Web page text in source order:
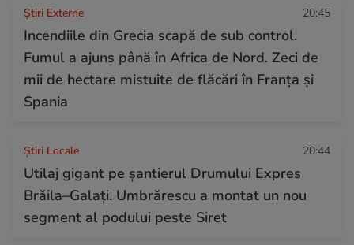
Știri Externe 20:45
Incendiile din Grecia scapă de sub control.
Fumul a ajuns până în Africa de Nord. Zeci de
mii de hectare mistuite de flăcări în Franța și
Spania
Știri Locale 20:44
Utilaj gigant pe șantierul Drumului Expres
Brăila–Galați. Umbrărescu a montat un nou
segment al podului peste Siret